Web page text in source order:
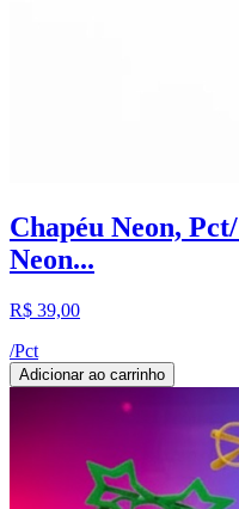
Chapéu Neon,
Neon...
R$ 39,00
/Pct
Adicionar ao carrinho